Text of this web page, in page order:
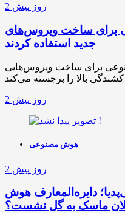
2 روز پیش
برای ساخت ویروس‌های
جدید استفاده کردند
برای ساخت ویروس‌هایی
2 روز پیش
هوش مصنوعی
2 روز پیش
دایره‌المعارف هوش
ماسک به گل نشست؟